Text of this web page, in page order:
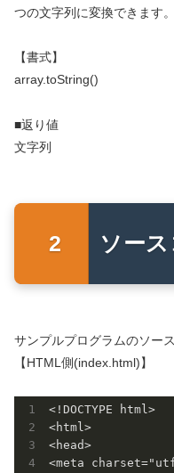
つの文字列に変換できます。
【書式】
array.toString()
■返り値
文字列
ソー
サンプルプログラムのソー
【HTML側(index.html)】
<!DOCTYPE html>
<html>
<head>
<meta